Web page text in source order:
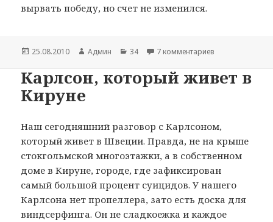
вырвать победу, но счет не изменился.
Опубликовано
25.08.2010 Автор
Админ Рубрики
34 7 комментариев
Карлсон, который живет в
Кируне
Наш сегодняшний разговор с Карлсоном,
который живет в Швеции. Правда, не на крыше
стокгольмской многоэтажки, а в собственном
доме в Кируне, городе, где зафиксирован
самый большой процент суицидов. У нашего
Карлсона нет пропеллера, зато есть доска для
виндсерфинга. Он не сладкоежка и каждое